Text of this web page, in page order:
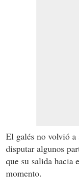
El galés no volvió a
disputar algunos
que su salida hacia
momento.